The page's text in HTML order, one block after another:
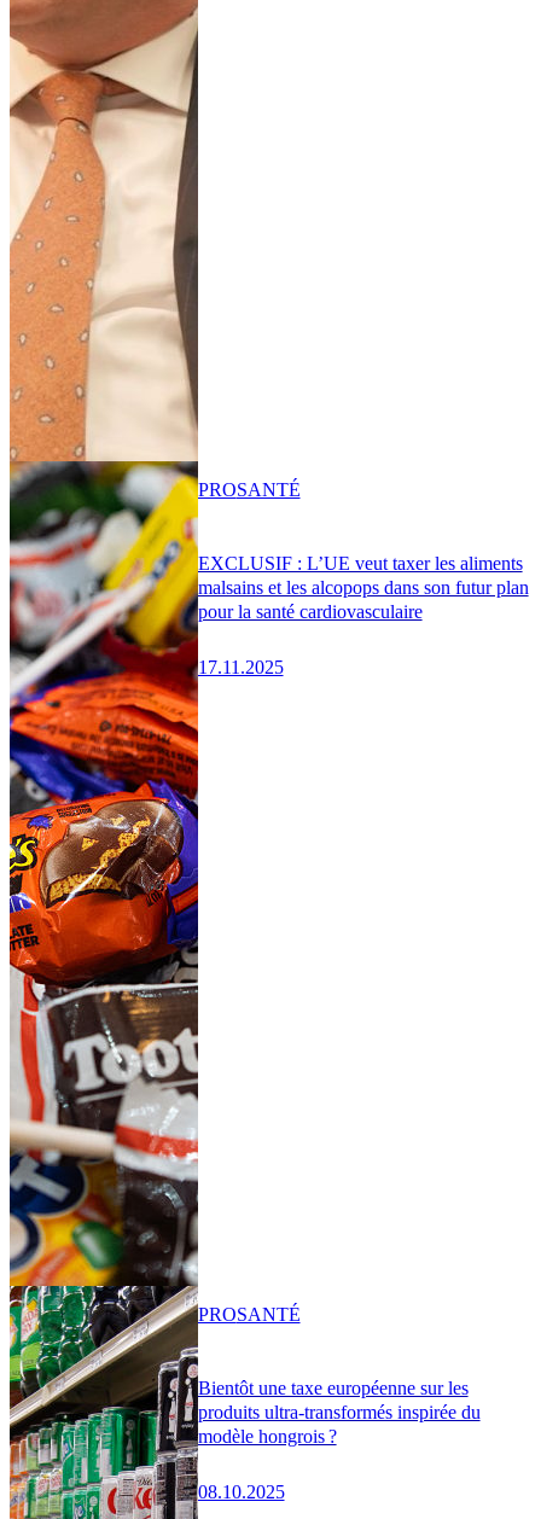
EXCLUSIF : L’UE veut taxer les aliments
malsains et les alcopops dans son futur plan
pour la santé cardiovasculaire
17.11.2025
PROSANTÉ
Bientôt une taxe européenne sur les
produits ultra-transformés inspirée du
modèle hongrois ?
08.10.2025
PROSANTÉ